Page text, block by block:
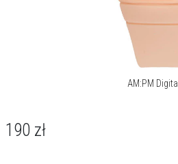
AM:PM Digital
190 zł